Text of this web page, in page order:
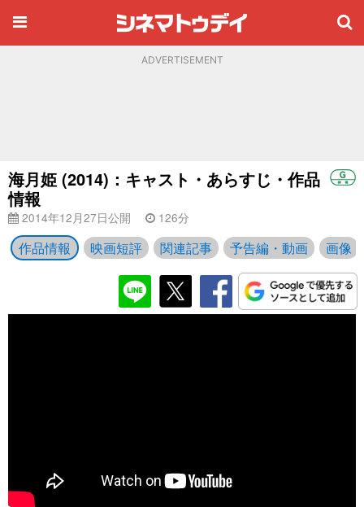
ADVERTISEMENT
海月姫 (2014)：キャスト・あらすじ・作品
情報
2014年12月27日公開 126分
作品情報 映画短評 関連記事 予告編・動画 画像